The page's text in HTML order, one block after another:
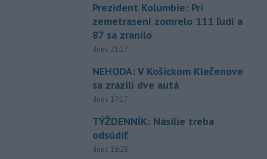
Prezident Kolumbie: Pri
zemetrasení zomrelo 111 ľudí a
87 sa zranilo
dnes 21:17
NEHODA: V Košickom Klečenove
sa zrazili dve autá
dnes 17:17
TÝŽDENNÍK: Násilie treba
odsúdiť
dnes 16:28